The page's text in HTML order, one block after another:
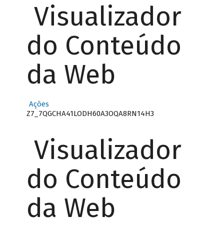
Visualizador
do Conteúdo
da Web
Ações
Z7_7QGCHA41LODH60A3OQA8RN14H3
Visualizador
do Conteúdo
da Web